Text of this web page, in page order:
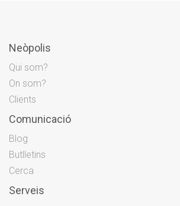
Neòpolis
Qui som?
On som?
Clients
Comunicació
Blog
Butlletins
Cerca
Serveis